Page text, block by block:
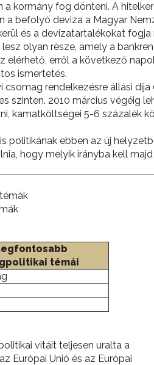
a kormány fog dönteni. A
a befolyó deviza a Magyar
és a devizatartalékokat fogja
olyan része, amely a
elérhető, erről a következő
ismertetés.
csomag rendelkezésre állási díja
szinten. 2010 március végéig
kamatköltségei 5-6 százalék
politikának ebben az új
hogy melyik irányba kell majd
témái
vitáit teljesen uralta a
Európai Unió és az Európai